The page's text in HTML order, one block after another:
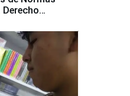
Derecho